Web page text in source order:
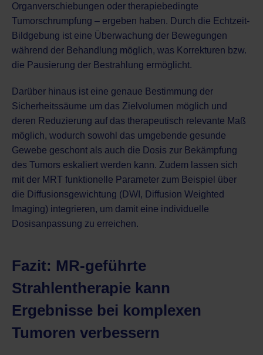
Organverschiebungen oder therapiebedingte
Tumorschrumpfung – ergeben haben. Durch die Echtzeit-
Bildgebung ist eine Überwachung der Bewegungen
während der Behandlung möglich, was Korrekturen bzw.
die Pausierung der Bestrahlung ermöglicht.
Darüber hinaus ist eine genaue Bestimmung der
Sicherheitssäume um das Zielvolumen möglich und
deren Reduzierung auf das therapeutisch relevante Maß
möglich, wodurch sowohl das umgebende gesunde
Gewebe geschont als auch die Dosis zur Bekämpfung
des Tumors eskaliert werden kann. Zudem lassen sich
mit der MRT funktionelle Parameter zum Beispiel über
die Diffusionsgewichtung (DWI, Diffusion Weighted
Imaging) integrieren, um damit eine individuelle
Dosisanpassung zu erreichen.
Fazit: MR-geführte
Strahlentherapie kann
Ergebnisse bei komplexen
Tumoren verbessern